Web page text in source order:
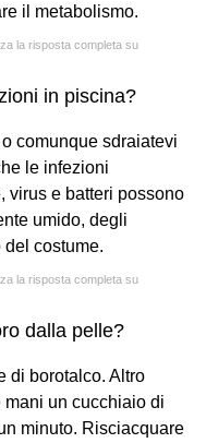
il metabolismo.
la risposta completa su
in piscina?
comunque sdraiatevi
le infezioni
virus e batteri possono
umido, degli
costume.
la risposta completa su
dalla pelle?
di borotalco. Altro
un cucchiaio di
minuto. Risciacquare